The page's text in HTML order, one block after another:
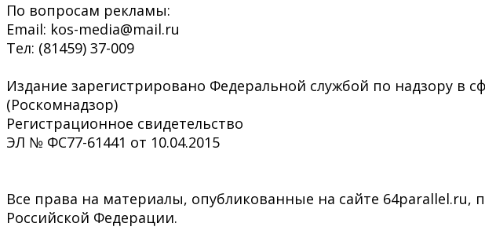
По вопросам рекламы:
Email: kos-media@mail.ru
Тел: (81459) 37-009
Издание зарегистрировано Федеральной службой по надзору
(Роскомнадзор)
Регистрационное свидетельство
ЭЛ № ФС77-61441 от 10.04.2015
Все права на материалы, опубликованные на сайте 64parallel.ru,
Российской Федерации.